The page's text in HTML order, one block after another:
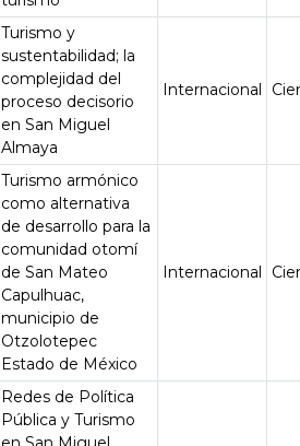
Turismo y
sustentabilidad; la
complejidad del
proceso decisorio
en San Miguel
Almaya
Internacional
Turismo armónico
como alternativa
de desarrollo para la
comunidad otomí
de San Mateo
Capulhuac,
municipio de
Otzolotepec
Estado de México
Internacional
Redes de Política
Pública y Turismo